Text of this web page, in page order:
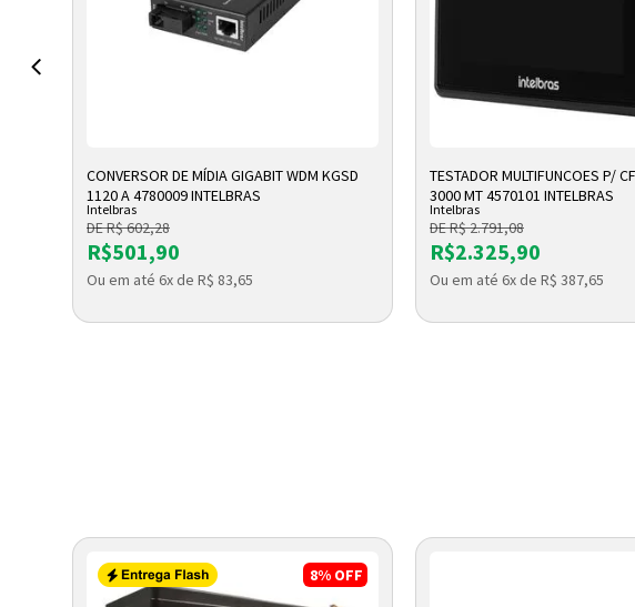
Cartão de
ADICIONAR A SACOLA
CONVERSOR DE MÍDIA GIGABIT WDM KGSD
1120 A 4780009 INTELBRAS
Intelbras
DE R$ 602,28
R$501,90
Ou em até 6x de R$ 83,65
ADICIONAR A
TESTADOR MULTIFUNCOES P/
3000 MT 4570101 INTELBRAS
Intelbras
DE R$ 2.791,08
R$2.325,90
Ou em até 6x de R$ 387,65
8% OFF